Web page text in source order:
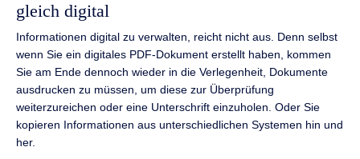
gleich digital
Informationen digital zu verwalten, reicht nicht aus. Denn selbst
wenn Sie ein digitales PDF-Dokument erstellt haben, kommen
Sie am Ende dennoch wieder in die Verlegenheit, Dokumente
ausdrucken zu müssen, um diese zur Überprüfung
weiterzureichen oder eine Unterschrift einzuholen. Oder Sie
kopieren Informationen aus unterschiedlichen Systemen hin und
her.